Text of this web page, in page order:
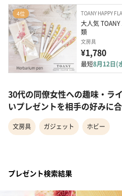
4位 TOANY HAPPY
大人気
類
文房具
¥1,780
最短8月12日(
30代の同僚女性への趣味・ラ
いプレゼントを相手の好みに
文房具 ガジェット ホビー
プレゼント検索結果